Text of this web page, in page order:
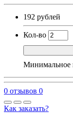
192 рублей
Кол-во
Минимальное
0 отзывов 0
Как заказать?